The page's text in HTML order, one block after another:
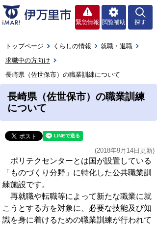
緊急情報 閲覧補助 探す
トップページ くらしの情報
就職・退職
求職中の方向け
長崎県（佐世保市）の職業訓練について
長崎県（佐世保市）の職業訓練
について
(2018年9月14日更新)
ポリテクセンターとは国が設置している
「ものづくり分野」に特化した公共職業訓
練施設です。
再就職や転職等によって新たな職業に就
こうとする方を対象に、必要な技能及び知
識を身に着けるための職業訓練が行われて